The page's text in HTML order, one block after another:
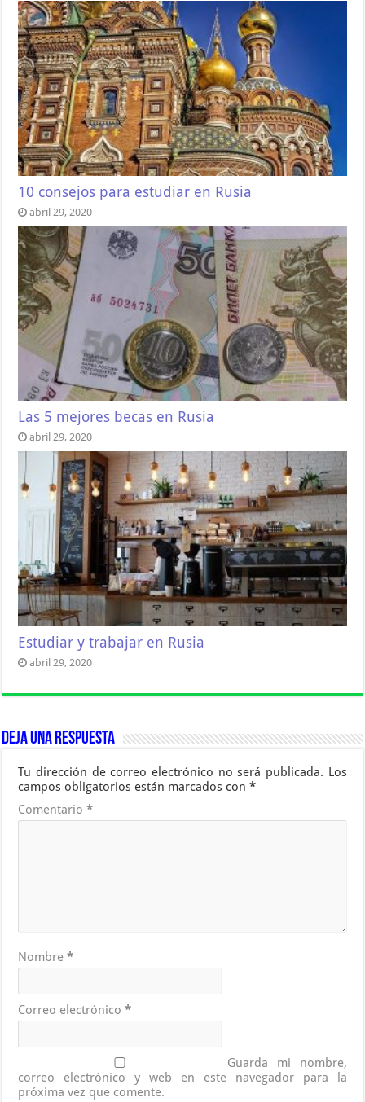
10 consejos para estudiar en Rusia
abril 29, 2020
Las 5 mejores becas en Rusia
abril 29, 2020
Estudiar y trabajar en Rusia
abril 29, 2020
Deja una respuesta
Tu dirección de correo electrónico no será publicada. Los
campos obligatorios están marcados con*
Comentario*
Nombre*
Correo electrónico*
Guarda mi nombre,
correo electrónico y web en este navegador para la
próxima vez que comente.